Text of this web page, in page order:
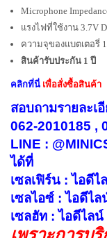
Microphone
แรงไฟที่ใช้งาน 3.7V
ความจุของแบตเตอรี่
สินค้ารับประกัน 1 ปี
คลิกที่นี่ เพื่อสั่งซื้อสินค้า
สอบถามรายละเ
062-2010185 ,
LINE :
ได้ที่
เซลเฟิร์น : ไอดี
เซลไอซ์ : ไอดีไ
เซลฮัท : ไอดีไล
เพราะการบ